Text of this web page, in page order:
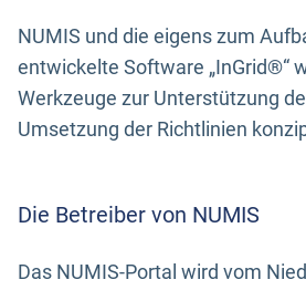
NUMIS und die eigens zum
entwickelte Software „InGrid®“
Werkzeuge zur Unterstützung
Umsetzung der Richtlinien
Die Betreiber von NUMIS
Das NUMIS-Portal wird vom